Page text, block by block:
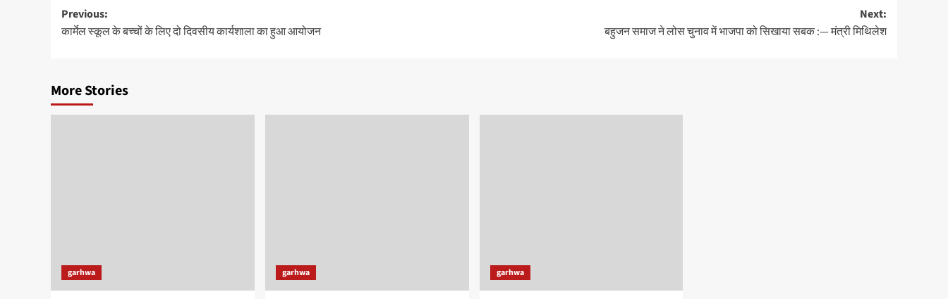
Post
navigation
Previous:
कार्मेल स्कूल के बच्चों के लिए दो दिवसीय कार्यशाला का हुआ आयोजन
Next:
बहुजन समाज ने लोस चुनाव में भाजपा को सिखाया सबक :— मंत्री मिथिलेश
More Stories
garhwa garhwa garhwa